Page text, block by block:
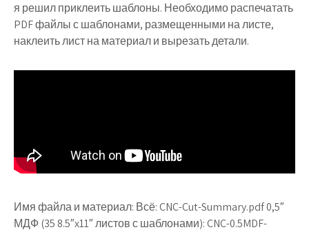
я решил приклеить шаблоны. Необходимо распечатать
PDF файлы с шаблонами, размещенными на листе,
наклеить лист на материал и вырезать детали.
Имя файла и материал: Всё: CNC-Cut-Summary.pdf 0,5″
МДФ (35 8.5″x11″ листов с шаблонами): CNC-0.5MDF-